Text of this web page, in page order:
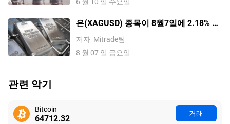
은(XAGUSD) 종목이 8월7일에 2.18% 상
승했습니다. 수요 전망이 바뀌고 있는 걸
까요?
저자 Mitrade팀
8 월 07 일 금요일
관련 악기
Bitcoin
64712.39 거래